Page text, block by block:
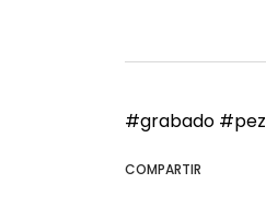
#grabado #pez
COMPARTIR